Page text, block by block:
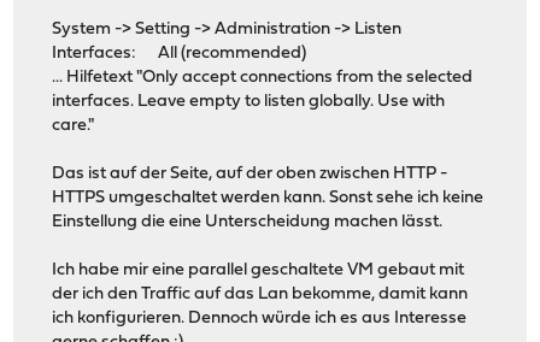
System -> Setting -> Administration -> Listen
Interfaces: All (recommended)
... Hilfetext "Only accept connections from the selected
interfaces. Leave empty to listen globally. Use with
care."
Das ist auf der Seite, auf der oben zwischen HTTP -
HTTPS umgeschaltet werden kann. Sonst sehe ich keine
Einstellung die eine Unterscheidung machen lässt.
Ich habe mir eine parallel geschaltete VM gebaut mit
der ich den Traffic auf das Lan bekomme, damit kann
ich konfigurieren. Dennoch würde ich es aus Interesse